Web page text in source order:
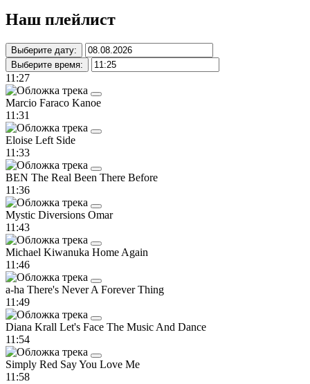
Наш плейлист
Выберите дату:
Выберите время:
11:27
Marcio Faraco Kanoe
11:31
Eloise Left Side
11:33
BEN The Real Been There Before
11:36
Mystic Diversions Omar
11:43
Michael Kiwanuka Home Again
11:46
a-ha There's Never A Forever Thing
11:49
Diana Krall Let's Face The Music And Dance
11:54
Simply Red Say You Love Me
11:58